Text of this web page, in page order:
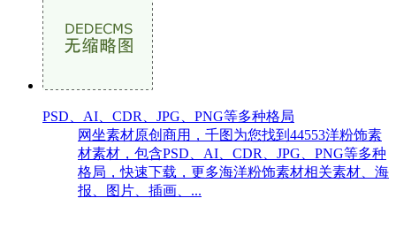
PSD、AI、CDR、JPG、PNG等多种格局
网坐素材原创商用，千图为您找到44553洋粉饰素
材素材，包含PSD、AI、CDR、JPG、PNG等多种
格局，快速下载，更多海洋粉饰素材相关素材、海
报、图片、插画、...